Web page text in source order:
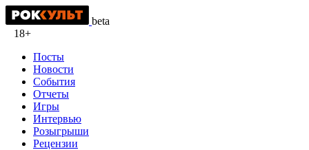
beta
18+
Посты
Новости
События
Отчеты
Игры
Интервью
Розыгрыши
Рецензии